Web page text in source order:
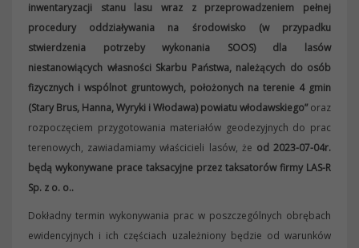
inwentaryzacji stanu lasu wraz z przeprowadzeniem pełnej
procedury oddziaływania na środowisko (w przypadku
stwierdzenia potrzeby wykonania SOOS) dla lasów
niestanowiących własności Skarbu Państwa, należących do osób
fizycznych i wspólnot gruntowych, położonych na terenie 4 gmin
(Stary Brus, Hanna, Wyryki i Włodawa) powiatu włodawskiego”oraz
rozpoczęciem przygotowania materiałów geodezyjnych do prac
terenowych, zawiadamiamy właścicieli lasów, że od 2023-07-04r.
będą wykonywane prace taksacyjne przez taksatorów firmy LAS-R
Sp. z o. o..
Dokładny termin wykonywania prac w poszczególnych obrębach
ewidencyjnych i ich częściach uzależniony będzie od warunków